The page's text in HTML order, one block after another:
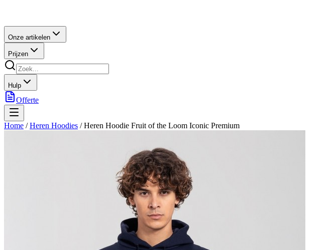
Onze artikelen
Prijzen
Hulp
Offerte
Home / Heren Hoodies /Heren Hoodie Fruit of the Loom Iconic Premium